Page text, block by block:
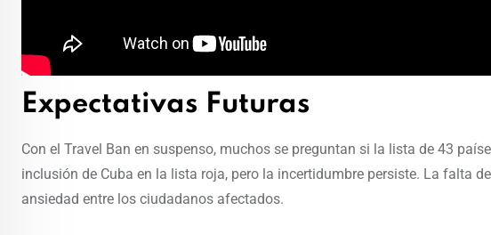
Expectativas Futuras
Con el Travel Ban en suspenso, muchos se preguntan si la lista de 43
inclusión de Cuba en la lista roja, pero la incertidumbre persiste. La falta
ansiedad entre los ciudadanos afectados.